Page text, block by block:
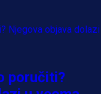
poručiti?